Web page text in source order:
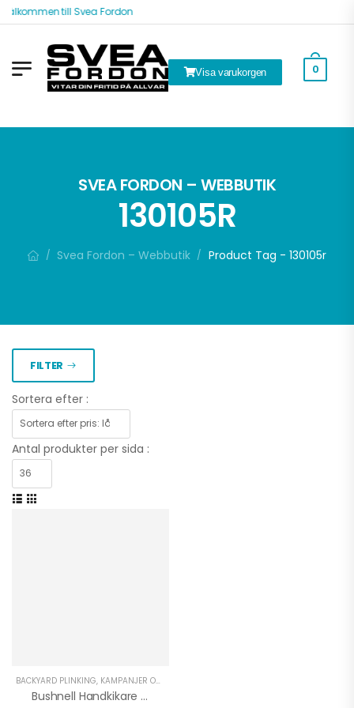
till Svea Fordon
Visa varukorgen 0
SVEA FORDON – WEBBUTIK
130105R
/ Svea Fordon – Webbutik / Product Tag - 130105r
FILTER
Sortera efter :
Antal produkter per sida :
BACKYARD PLINKING, KAMPANJER OCH DEALS
Bushnell Handkikare H2O 10X25 Roof